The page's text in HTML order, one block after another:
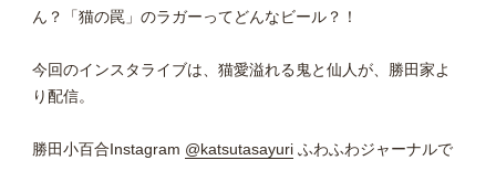
ん？「猫の罠」のラガーってどんなビール？！
今回のインスタライブは、猫愛溢れる鬼と仙人が、勝田家よ
り配信。
勝田小百合Instagram @katsutasayuriふわふわジャーナルで